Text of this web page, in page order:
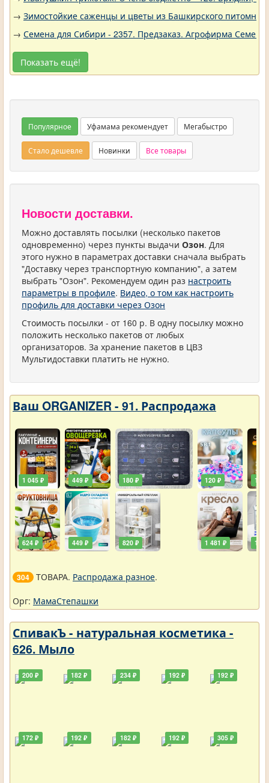
→ Зимостойкие саженцы и цветы из Башкирского
→ Семена для Сибири - 2357. Предзаказ. Агрофирма
Показать ещё!
Популярное Уфамама рекомендует Мегабыстро
Стало дешевле Новинки Все товары
Новости доставки.
Можно доставлять посылки (несколько пакетов
одновременно) через пункты выдачи Озон. Для
этого нужно в параметрах доставки сначала выбрать
"Доставку через транспортную компанию", а затем
выбрать "Озон". Рекомендуем один раз настроить
параметры в профиле. Видео, о том как настроить
профиль для доставки через Озон
Стоимость посылки - от 160 р. В одну посылку можно
положить несколько пакетов от любых
организаторов. За хранение пакетов в ЦВЗ
Мультидоставки платить не нужно.
Ваш ORGANIZER - 91. Распродажа
1 045 ₽
624 ₽
449 ₽
449 ₽
180 ₽
820 ₽
120 ₽
1 481 ₽
129
111
304 ТОВАРА. Распродажа разное.
Орг: МамаСтепашки
СпивакЪ - натуральная косметика -
626. Мыло
200 ₽
172 ₽
182 ₽
192 ₽
234 ₽
182 ₽
192 ₽
192 ₽
192 ₽
305 ₽